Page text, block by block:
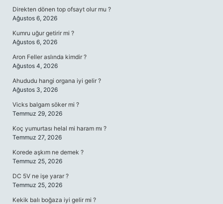
Direkten dönen top ofsayt olur mu ?
Ağustos 6, 2026
Kumru uğur getirir mi ?
Ağustos 6, 2026
Aron Feller aslında kimdir ?
Ağustos 4, 2026
Ahududu hangi organa iyi gelir ?
Ağustos 3, 2026
Vicks balgam söker mi ?
Temmuz 29, 2026
Koç yumurtası helal mi haram mı ?
Temmuz 27, 2026
Korede aşkım ne demek ?
Temmuz 25, 2026
DC 5V ne işe yarar ?
Temmuz 25, 2026
Kekik balı boğaza iyi gelir mi ?